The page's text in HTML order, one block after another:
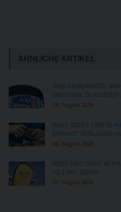
ÄHNLICHE ARTIKEL
AMS GENEHMIGTE
08. August 2026
WKÖ: JEDES VIERTE
ERWÄGT
08. August 2026
POST-EBIT SINKT IM
73,3 MIO. EURO
07. August 2026